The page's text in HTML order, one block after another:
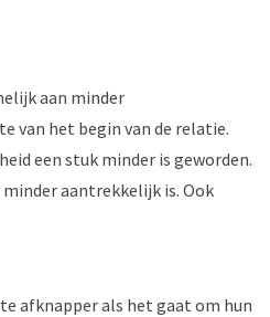
aan minder
van het begin van de relatie.
een stuk minder is geworden.
aantrekkelijk is. Ook
afknapper als het gaat om hun